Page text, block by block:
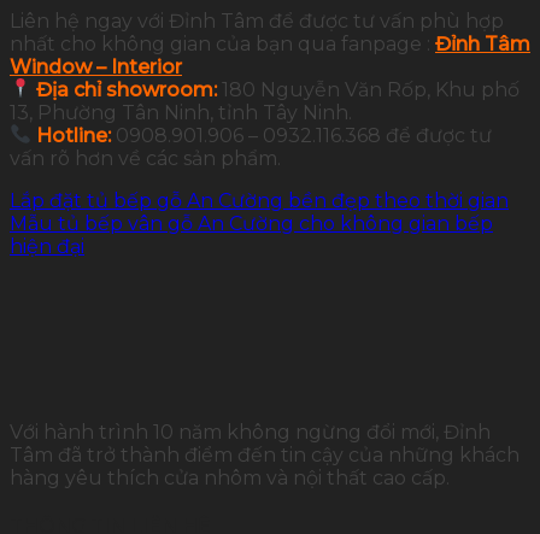
Liên hệ ngay với Đỉnh Tâm để được tư vấn phù hợp
nhất cho không gian của bạn qua fanpage : Đỉnh Tâm
Window – Interior
Địa chỉ showroom:180 Nguyễn Văn Rốp, Khu phố
13, Phường Tân Ninh, tỉnh Tây Ninh.
Hotline: 0908.901.906 – 0932.116.368 để được tư
vấn rõ hơn về các sản phẩm.
Lắp đặt tủ bếp gỗ An Cường bền đẹp theo thời gian
Mẫu tủ bếp vân gỗ An Cường cho không gian bếp
hiện đại
Với hành trình 10 năm không ngừng đổi mới, Đỉnh
Tâm đã trở thành điểm đến tin cậy của những khách
hàng yêu thích cửa nhôm và nội thất cao cấp.